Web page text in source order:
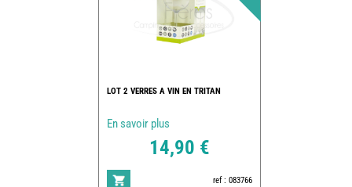
LOT 2 VERRES A VIN EN TRITAN
En savoir plus
14,90 €
ref : 083766